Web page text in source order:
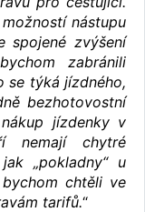
nástupu
spojené zvýšení
zabránili
se týká jízdného,
bezhotovostní
jízdenky v
nemají chytré
„pokladny“ u
chtěli ve
tarifů.“